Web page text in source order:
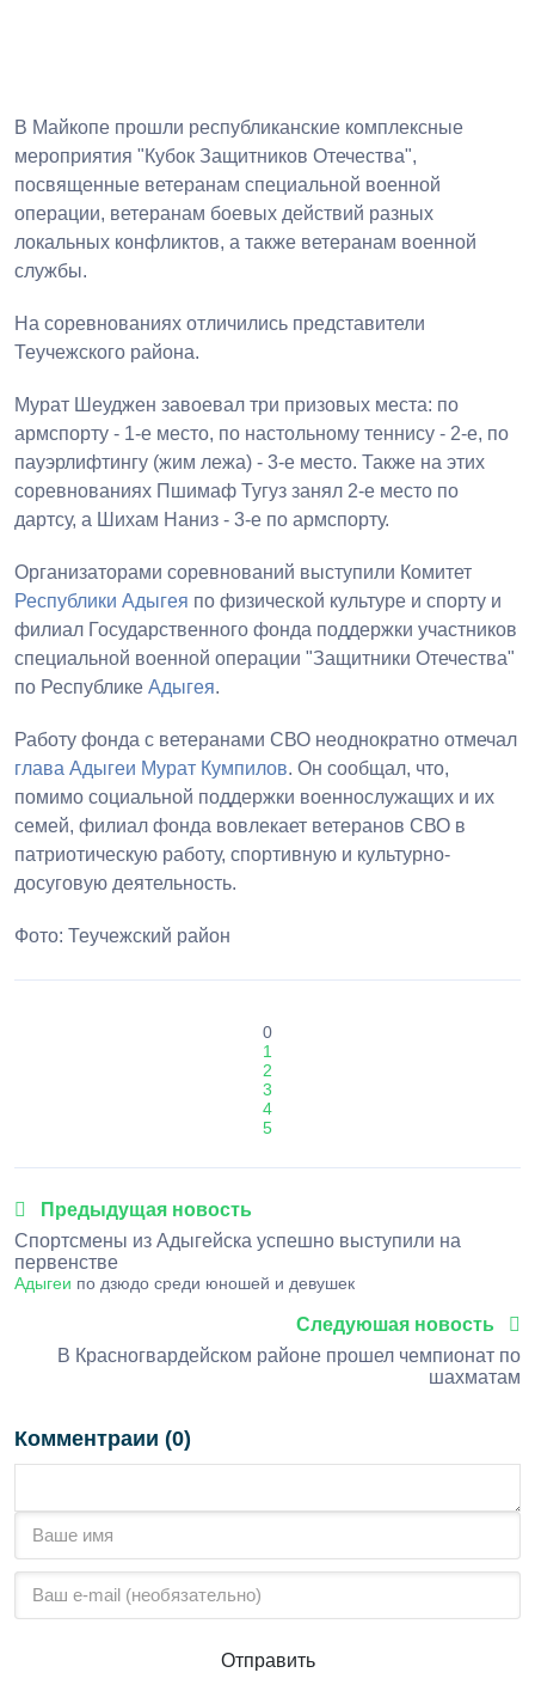
В Майкопе прошли республиканские комплексные
мероприятия "Кубок Защитников Отечества",
посвященные ветеранам специальной военной
операции, ветеранам боевых действий разных
локальных конфликтов, а также ветеранам военной
службы.
На соревнованиях отличились представители
Теучежского района.
Мурат Шеуджен завоевал три призовых места: по
армспорту - 1-е место, по настольному теннису - 2-е, по
пауэрлифтингу (жим лежа) - 3-е место. Также на этих
соревнованиях Пшимаф Тугуз занял 2-е место по
дартсу, а Шихам Наниз - 3-е по армспорту.
Организаторами соревнований выступили Комитет
Республики Адыгея по физической культуре и спорту и
филиал Государственного фонда поддержки участников
специальной военной операции "Защитники Отечества"
по Республике Адыгея.
Работу фонда с ветеранами СВО неоднократно отмечал
глава Адыгеи Мурат Кумпилов. Он сообщал, что,
помимо социальной поддержки военнослужащих и их
семей, филиал фонда вовлекает ветеранов СВО в
патриотическую работу, спортивную и культурно-
досуговую деятельность.
Фото: Теучежский район
0
1
2
3
4
5
Предыдущая новость
Спортсмены из Адыгейска успешно выступили на
первенстве
Адыгеи по дзюдо среди юношей и девушек
Следуюшая новость
В Красногвардейском районе прошел чемпионат по
шахматам
Комментраии (0)
Отправить